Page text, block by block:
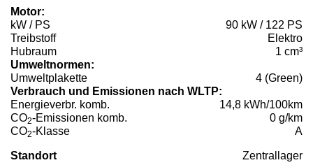
Motor:
kW / PS
90 kW / 122 PS
Treibstoff
Elektro
Hubraum
1 cm³
Umweltnormen:
Umweltplakette
4 (Green)
Verbrauch und Emissionen nach WLTP:
Energieverbr. komb.
14,8 kWh/100km
CO2-Emissionen komb.
0 g/km
CO2-Klasse A
Standort Zentrallager